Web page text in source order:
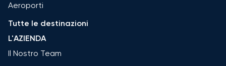
Aeroporti
Tutte le destinazioni
L'AZIENDA
Il Nostro Team